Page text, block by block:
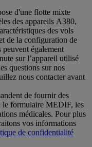
d'une flotte mixte
des appareils A380,
des vols
de la configuration de
également
sur l’appareil utilisé
questions sur nos
nous contacter avant
de fournir des
le formulaire MEDIF, les
médicales. Pour plus
vos informations
de confidentialité